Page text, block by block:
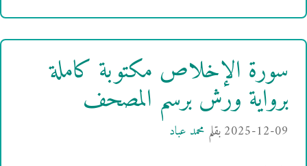
سورة الإخلاص مكتوبة كاملة
برواية ورش برسم المصحف
2025-12-09بقلم محمد عباد